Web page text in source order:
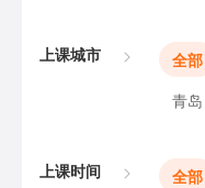
上课城市 全部
青岛
上课时间 全部